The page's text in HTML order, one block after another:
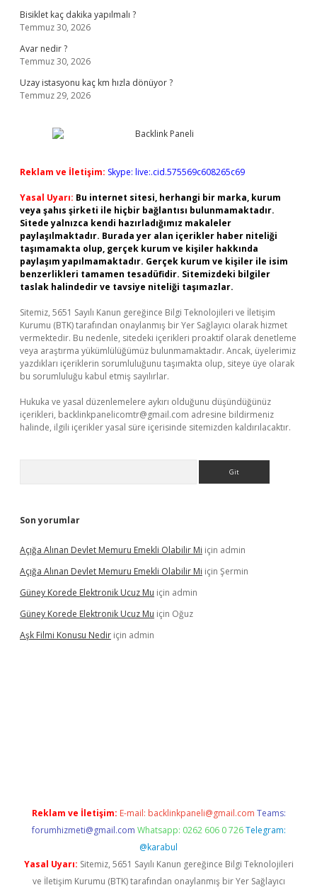
Bisiklet kaç dakika yapılmalı ?
Temmuz 30, 2026
Avar nedir ?
Temmuz 30, 2026
Uzay istasyonu kaç km hızla dönüyor ?
Temmuz 29, 2026
Reklam ve İletişim: Skype: live:.cid.575569c608265c69
Yasal Uyarı: Bu internet sitesi, herhangi bir marka, kurum
veya şahıs şirketi ile hiçbir bağlantısı bulunmamaktadır.
Sitede yalnızca kendi hazırladığımız makaleler
paylaşılmaktadır. Burada yer alan içerikler haber niteliği
taşımamakta olup, gerçek kurum ve kişiler hakkında
paylaşım yapılmamaktadır. Gerçek kurum ve kişiler ile isim
benzerlikleri tamamen tesadüfidir. Sitemizdeki bilgiler
taslak halindedir ve tavsiye niteliği taşımazlar.
Sitemiz, 5651 Sayılı Kanun gereğince Bilgi Teknolojileri ve İletişim
Kurumu (BTK) tarafından onaylanmış bir Yer Sağlayıcı olarak hizmet
vermektedir. Bu nedenle, sitedeki içerikleri proaktif olarak denetleme
veya araştırma yükümlülüğümüz bulunmamaktadır. Ancak, üyelerimiz
yazdıkları içeriklerin sorumluluğunu taşımakta olup, siteye üye olarak
bu sorumluluğu kabul etmiş sayılırlar.
Hukuka ve yasal düzenlemelere aykırı olduğunu düşündüğünüz
içerikleri, backlinkpanelicomtr@gmail.com adresine bildirmeniz
halinde, ilgili içerikler yasal süre içerisinde sitemizden kaldırılacaktır.
Son yorumlar
Açığa Alınan Devlet Memuru Emekli Olabilir Mi için admin
Açığa Alınan Devlet Memuru Emekli Olabilir Mi için Şermin
Güney Korede Elektronik Ucuz Mu için admin
Güney Korede Elektronik Ucuz Mu için Oğuz
Aşk Filmi Konusu Nedir için admin
Reklam ve İletişim: E-mail: backlinkpaneli@gmail.com Teams:
forumhizmeti@gmail.com Whatsapp: 0262 606 0 726 Telegram:
@karabul
Yasal Uyarı: Sitemiz, 5651 Sayılı Kanun gereğince Bilgi Teknolojileri
ve İletişim Kurumu (BTK) tarafından onaylanmış bir Yer Sağlayıcı